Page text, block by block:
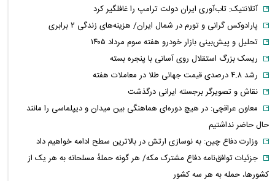
آتلانتیک: تاب‌آوری ایران دولت ترامپ را غافلگیر کرد
پارادوکس گرانی و تورم در شمال ایران/ هزینه‌های زندگی ۲ برابری
تحلیل و پیش‌بینی بازار خودرو هفته سوم مرداد ۱۴۰۵
ریسک بزرگ استقلال روی آسانی با پنجره بسته
رشد ۴.۸ درصدی قیمت جهانی طلا در معاملات هفته
نقاش و تصویرگر برجسته ایرانی درگذشت
معاون عراقچی: در هیچ دوره‌ای هماهنگی بین میدان و دیپلماسی را مانند
حال حاضر نداشتیم
وزارت دفاع چین: به نوسازی ارتش در بالاترین سطح ادامه خواهیم داد
جزئیات توافق‌نامه دفاع مشترک مکه/ هر گونه حملهٔ مسلحانه به هر یک از
کشورها، حمله به هر سه کشور